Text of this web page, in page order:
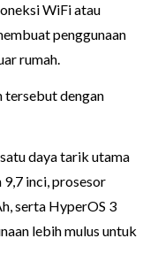
WiFi atau
penggunaan
rumah.
tersebut dengan
daya tarik utama
inci, prosesor
serta HyperOS 3
lebih mulus untuk